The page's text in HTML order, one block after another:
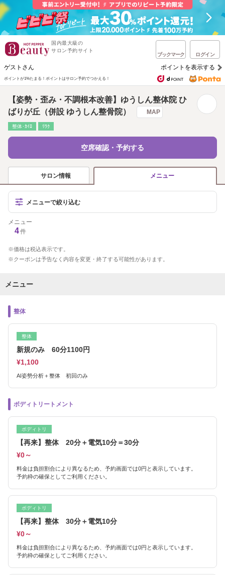
国内最大級の
サロン予約サイト
ブックマーク ログイン
ゲストさん ポイントを表示する
ポイントが1%たまる！ ポイントはサロン予約でつかえる！
【姿勢・歪み・不調根本改善】ゆうしん整体院 ひ
ばりが丘（併設 ゆうしん整骨院）
MAP
整体･ｶｲﾛ ﾘﾗｸ
空席確認・予約する
サロン情報 メニュー
メニューで絞り込む
メニュー
4件
価格は税込表示です。
クーポンは予告なく内容を変更・終了する可能性があります。
メニュー
整体
整体
新規のみ 60分1100円
¥1,100
AI姿勢分析＋整体 初回のみ
ボディトリートメント
ボディトリ
【再来】整体 20分＋電気10分＝30分
¥0～
料金は負担割合により異なるため、予約画面では0円と表示しています。
予約枠の確保としてご利用ください。
ボディトリ
【再来】整体 30分＋電気10分
¥0～
料金は負担割合により異なるため、予約画面では0円と表示しています。
予約枠の確保としてご利用ください。